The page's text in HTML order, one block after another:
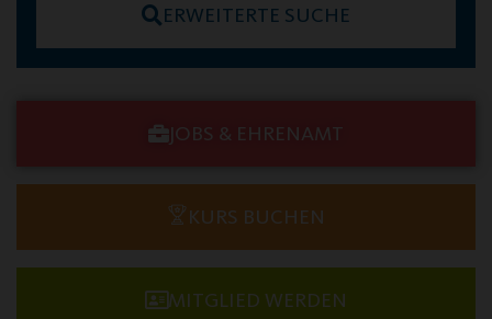
ERWEITERTE SUCHE
JOBS & EHRENAMT
KURS BUCHEN
MITGLIED WERDEN